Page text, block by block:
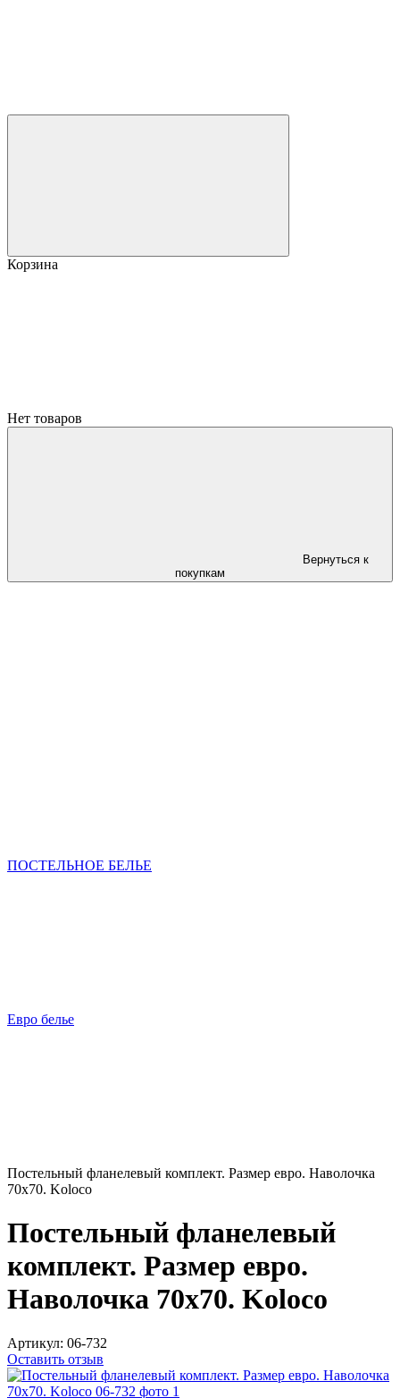
Корзина
Нет товаров
Вернуться к
покупкам
ПОСТЕЛЬНОЕ БЕЛЬЕ
Евро белье
Постельный фланелевый комплект. Размер евро. Наволочка
70х70. Koloco
Постельный фланелевый
комплект. Размер евро.
Наволочка 70х70. Koloco
Артикул: 06-732
Оставить отзыв